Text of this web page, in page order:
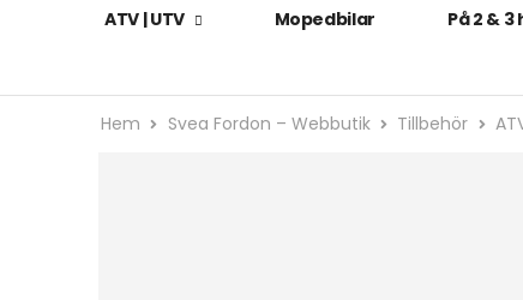
ATV | UTV Mopedbilar På 2 & 3
Hem Svea Fordon – Webbutik Tillbehör